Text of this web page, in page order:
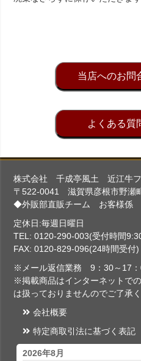
当店へのお問
よくある質
株式会社 千成亭風土 近江牛フ
〒522-0041 滋賀県彦根市野瀬
◆外販部直販チーム お客様係
定休日:毎週日曜日
TEL: 0120-290-003(受付時間
FAX: 0120-829-096(24時間受付)
※メール返信業務 9：30～17：
※掲載商品はインターネットで
は扱っておりませんのでご了承く
会社概要
特定商取引法に基づく表記
2026年8月